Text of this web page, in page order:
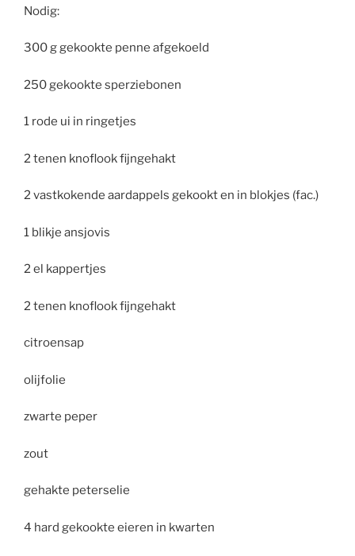
Nodig:
300 g gekookte penne afgekoeld
250 gekookte sperziebonen
1 rode ui in ringetjes
2 tenen knoflook fijngehakt
2 vastkokende aardappels gekookt en in blokjes (fac.)
1 blikje ansjovis
2 el kappertjes
2 tenen knoflook fijngehakt
citroensap
olijfolie
zwarte peper
zout
gehakte peterselie
4 hard gekookte eieren in kwarten